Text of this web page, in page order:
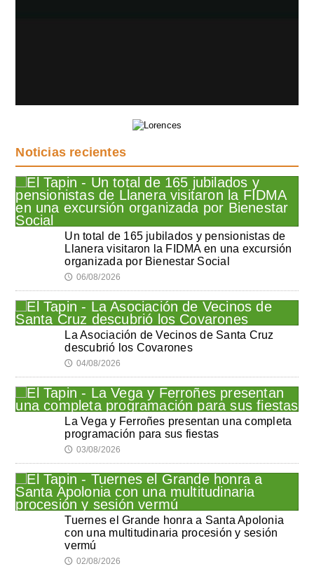
Noticias recientes
Un total de 165 jubilados y pensionistas de
Llanera visitaron la FIDMA en una excursión
organizada por Bienestar Social
🕔 06/08/2026
La Asociación de Vecinos de Santa Cruz
descubrió los Covarones
🕔 04/08/2026
La Vega y Ferroñes presentan una completa
programación para sus fiestas
🕔 03/08/2026
Tuernes el Grande honra a Santa Apolonia
con una multitudinaria procesión y sesión
vermú
🕔 02/08/2026